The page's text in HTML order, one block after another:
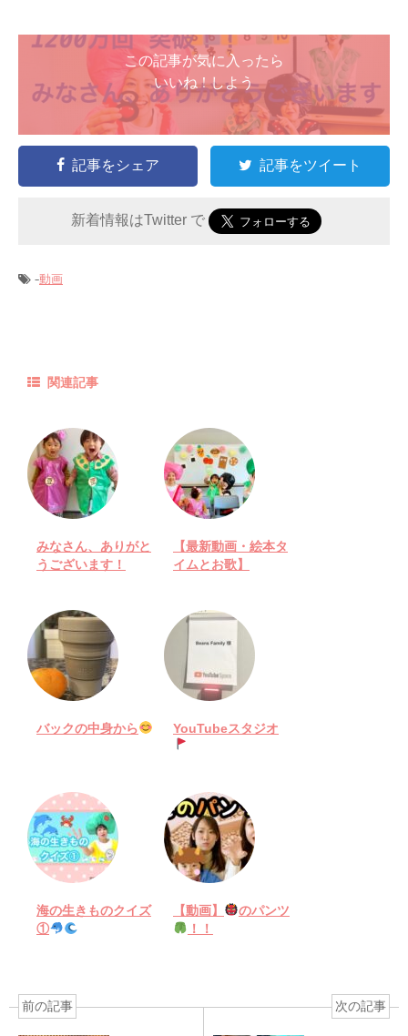
この記事が気に入ったら
いいね ! しよう
記事をシェア 記事をツイート
新着情報はTwitter で
-動画
関連記事
みなさん、ありがと
うございます！
【最新動画・絵本タ
イムとお歌】
バックの中身から YouTubeスタジオ
海の生きものクイズ
①
【動画】
のパンツ
！！
前の記事 次の記事